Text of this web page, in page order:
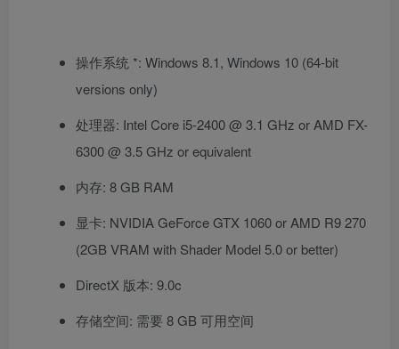
操作系统 *: Windows 8.1, Windows 10 (64-bit
versions only)
处理器: Intel Core i5-2400 @ 3.1 GHz or AMD FX-
6300 @ 3.5 GHz or equivalent
内存: 8 GB RAM
显卡: NVIDIA GeForce GTX 1060 or AMD R9 270
(2GB VRAM with Shader Model 5.0 or better)
DirectX 版本: 9.0c
存储空间: 需要 8 GB 可用空间